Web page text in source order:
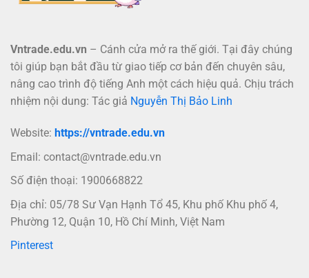
Vntrade.edu.vn – Cánh cửa mở ra thế giới. Tại đây chúng
tôi giúp bạn bắt đầu từ giao tiếp cơ bản đến chuyên sâu,
nâng cao trình độ tiếng Anh một cách hiệu quả. Chịu trách
nhiệm nội dung: Tác giả Nguyễn Thị Bảo Linh
Website: https://vntrade.edu.vn
Email: contact@vntrade.edu.vn
Số điện thoại: 1900668822
Địa chỉ: 05/78 Sư Vạn Hạnh Tổ 45, Khu phố Khu phố 4,
Phường 12, Quận 10, Hồ Chí Minh, Việt Nam
Pinterest